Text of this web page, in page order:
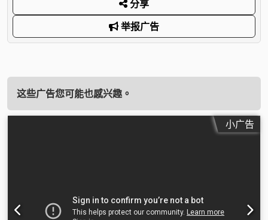
分享
举报广告
这些广告您可能也感兴趣。
小广告